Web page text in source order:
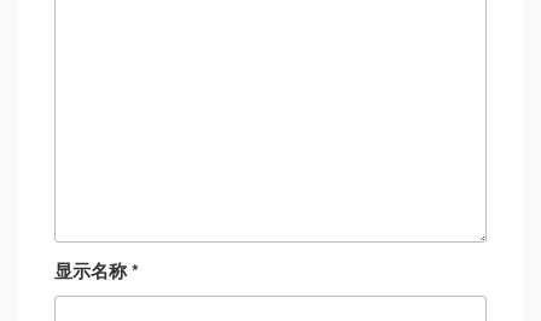
显示名称*